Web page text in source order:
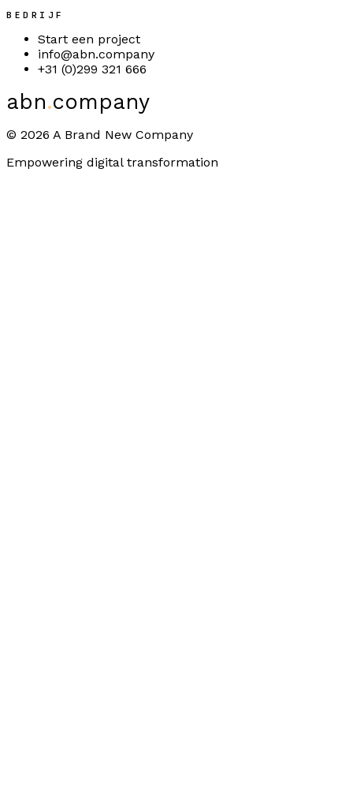
BEDRIJF
Start een project
info@abn.company
+31 (0)299 321 666
abn.company
© 2026 A Brand New Company
Empowering digital transformation